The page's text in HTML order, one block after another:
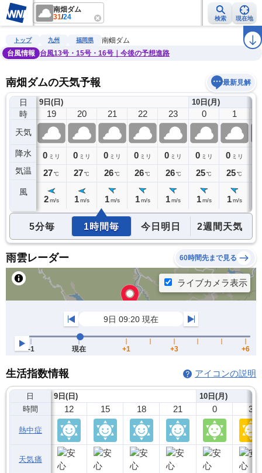
南畑ダム
31/24 検索 現在地
雨雲レーダー 台風情報 地震情報 ラ
トップ 九州 福岡県
南畑ダム
台風情報
台風13号・15号・16号｜今後の予想進路
南畑ダムの天気予報 最新見解
日
時
天気
降水
気温
風
9日(日)
18
0ミリ
28℃
19
0 ミリ
27℃
2 m/s
20
0 ミリ
27℃
1 m/s
21
0 ミリ
26℃
1 m/s
22
0 ミリ
26℃
1 m/s
23
0 ミリ
26 ℃
1m/s
10日(月)
0
0 ミリ
25℃
1 m/s
1
0 ミリ
25℃
1 m/s
5分毎 1時間毎 今日明日 2週間天気
雨雲レーダー 60時間先まで見る
生活指数情報 アイコンの説明
日
時間
熱中症
天気痛
9日(日)
12 15 18 21
10日(月)
0 3